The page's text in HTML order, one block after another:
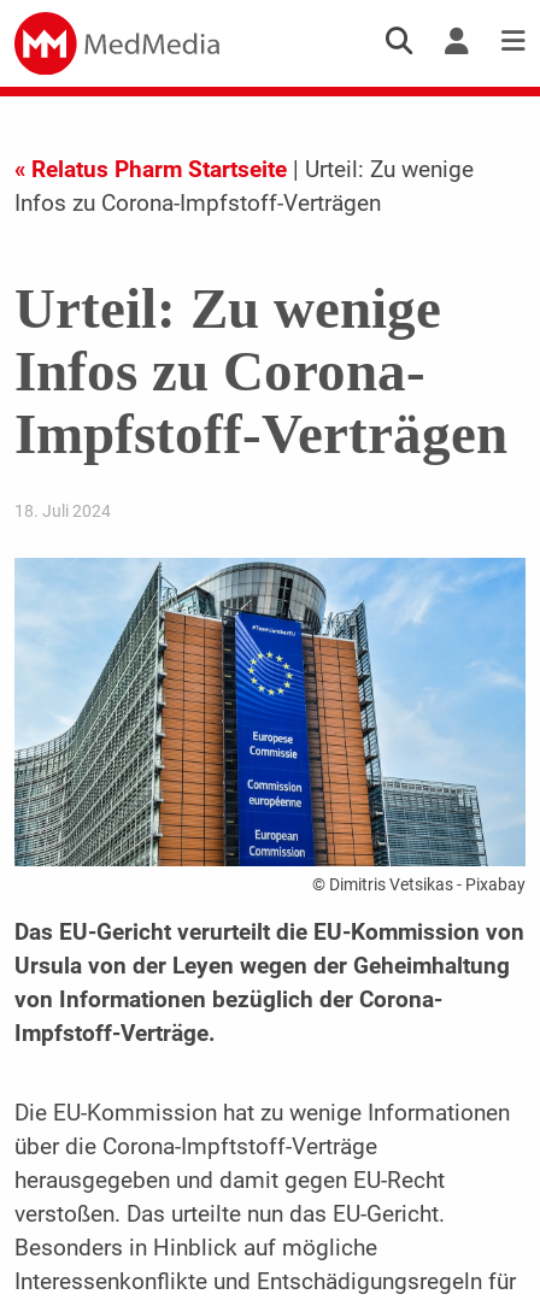
« Relatus Pharm Startseite| Urteil: Zu wenige
Infos zu Corona-Impfstoff-Verträgen
Urteil: Zu wenige
Infos zu Corona-
Impfstoff-Verträgen
18. Juli 2024
© Dimitris Vetsikas - Pixabay
Das EU-Gericht verurteilt die EU-Kommission von
Ursula von der Leyen wegen der Geheimhaltung
von Informationen bezüglich der Corona-
Impfstoff-Verträge.
Die EU-Kommission hat zu wenige Informationen
über die Corona-Impftstoff-Verträge
herausgegeben und damit gegen EU-Recht
verstoßen. Das urteilte nun das EU-Gericht.
Besonders in Hinblick auf mögliche
Interessenkonflikte und Entschädigungsregeln für